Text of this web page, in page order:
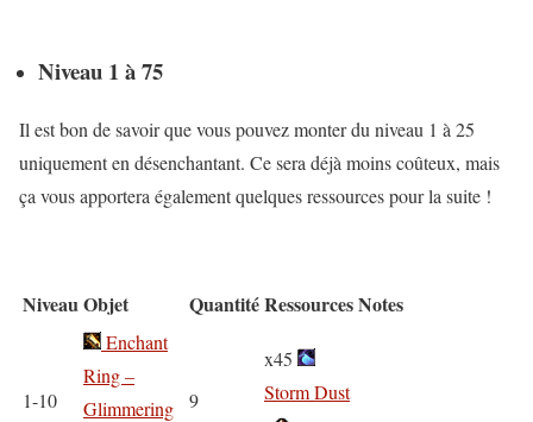
Niveau 1 à 75
Il est bon de savoir que vous pouvez monter du niveau 1 à 25
uniquement en désenchantant. Ce sera déjà moins coûteux, mais
ça vous apportera également quelques ressources pour la suite !
NiveauObjet QuantitéRessourcesNotes
1-10
Enchant
Ring –
Glimmering
9
x45
Storm Dust